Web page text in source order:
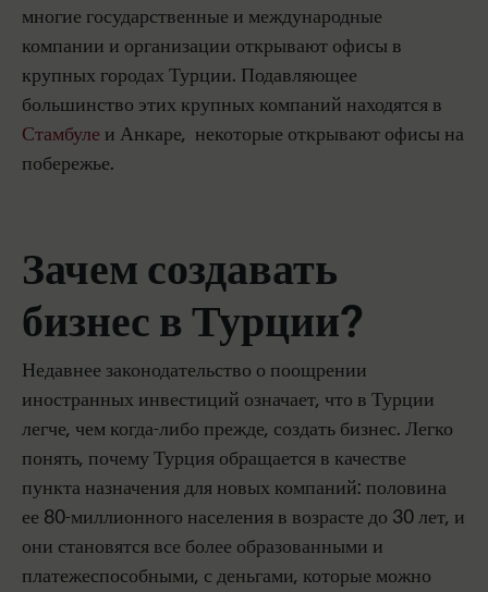
многие государственные и международные
компании и организации открывают офисы в
крупных городах Турции. Подавляющее
большинство этих крупных компаний находятся в
Стамбуле и Анкаре, некоторые открывают офисы на
побережье.
Зачем создавать
бизнес в Турции?
Недавнее законодательство о поощрении
иностранных инвестиций означает, что в Турции
легче, чем когда-либо прежде, создать бизнес. Легко
понять, почему Турция обращается в качестве
пункта назначения для новых компаний: половина
ее 80-миллионного населения в возрасте до 30 лет, и
они становятся все более образованными и
платежеспособными, с деньгами, которые можно